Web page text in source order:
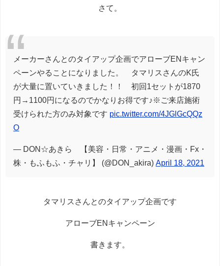
さて。
メーカーさんとのタイアップ企画でアローブENキャン
ペーンやることになりました。 タマリスさんのK氏
が大量に置いていきました！！ 初回1セットが1870
円→1100円になるのでかなりお得です♪※ご来店施術
受けられた方のみ対象です pic.twitter.com/4JGlGcQQz
O
— DON☆あきら 【美容・日常・アニメ・漫画・Fx・
株・もふもふ・チャリ】 (@DON_akira) April 18, 2021
タマリスさんとのタイアップ企画です
アローブENキャンペーン
書きます。